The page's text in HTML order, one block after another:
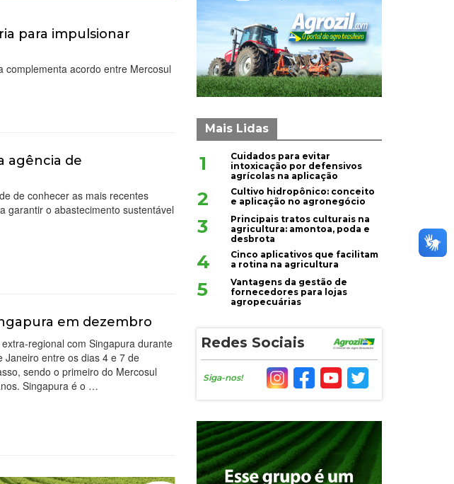
para impulsionar
complementa acordo entre Mercosul
agência de
de conhecer as mais recentes
garantir o abastecimento sustentável
em dezembro
regional com Singapura durante
Janeiro entre os dias 4 e 7 de
sendo o primeiro do Mercosul
Singapura é o …
Mais Lidas
1
Cuidados para evitar
intoxicação por defensivos
agrícolas na aplicação
2
Cultivo hidropônico: conceito
e aplicação no agronegócio
3
Principais tratos culturais na
agricultura: amontoa, poda e
desbrota
4
Cinco aplicativos que facilitam
a rotina na agricultura
5
Vantagens da gestão de
fornecedores para lojas
agropecuárias
Redes Sociais
Siga-nos!